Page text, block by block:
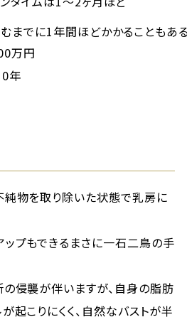
までに1年間ほどかかることもあ
万円
年
純物を取り除いた状態で乳房に
プもできるまさに一石二鳥の手
侵襲が伴いますが、自身の脂肪
起こりにくく、自然なバストが半